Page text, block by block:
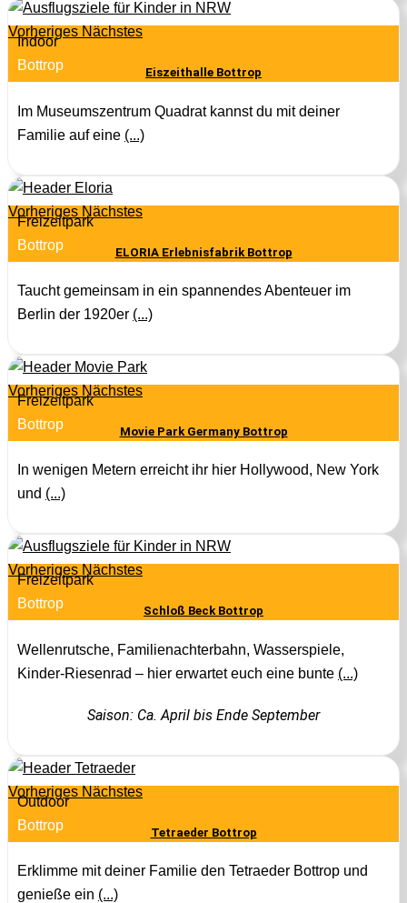
Vorheriges Nächstes
Indoor
Bottrop
Eiszeithalle Bottrop
Im Museumszentrum Quadrat kannst du mit deiner
Familie auf eine (...)
Vorheriges Nächstes
Freizeitpark
Bottrop
ELORIA Erlebnisfabrik Bottrop
Taucht gemeinsam in ein spannendes Abenteuer im
Berlin der 1920er (...)
Vorheriges Nächstes
Freizeitpark
Bottrop
Movie Park Germany Bottrop
In wenigen Metern erreicht ihr hier Hollywood, New York
und (...)
Vorheriges Nächstes
Freizeitpark
Bottrop
Schloß Beck Bottrop
Wellenrutsche, Familienachterbahn, Wasserspiele,
Kinder-Riesenrad – hier erwartet euch eine bunte (...)
Saison: Ca. April bis Ende September
Vorheriges Nächstes
Outdoor
Bottrop
Tetraeder Bottrop
Erklimme mit deiner Familie den Tetraeder Bottrop und
genieße ein (...)